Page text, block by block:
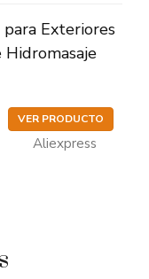
Exteriores
Hidromasaje
VER PRODUCTO
Aliexpress